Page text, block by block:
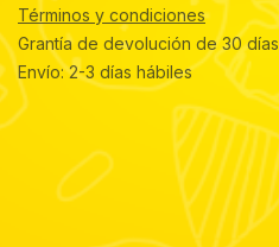
Términos y condiciones
Grantía de devolución de 30 días
Envío: 2-3 días hábiles